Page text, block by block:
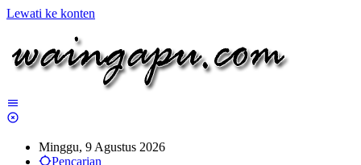
Lewati ke konten
Minggu, 9 Agustus 2026
Pencarian